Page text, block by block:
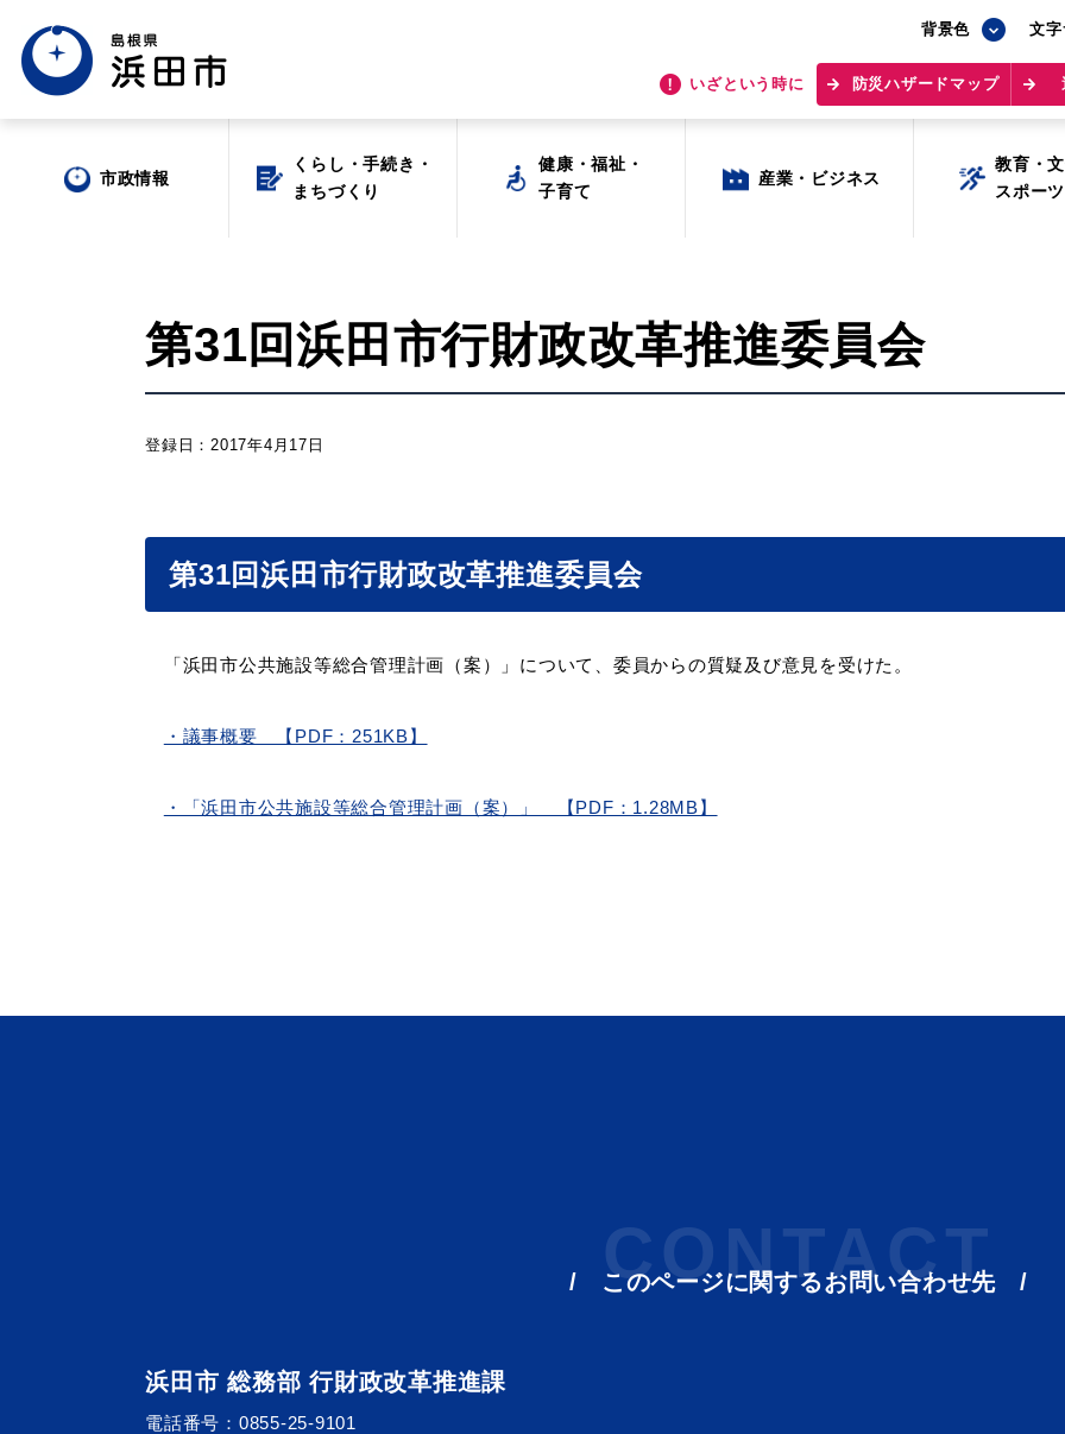
背景色 文
いざという時に 防災ハザードマップ
背景色 文
いざという時に 防災ハザードマップ
市政情報
くらし・手続き・
まちづくり
健康・福祉・
子育て
産業・ビジネス
教育・文
スポーツ
場面から探す
出会い・結婚 引っ越し・住まい
イベント情報
防災・防犯メール
気象情報リンク集
ごみ分別早見表
市政情報
くらし・手続き・
まちづくり
健康・福祉・
子育て
産業・ビジネス
教育・文
スポーツ
第31回浜田市行財政改革推進委員会
登録日：2017年4月17日
第31回浜田市行財政改革推進委員会
「浜田市公共施設等総合管理計画（案）」について、委員からの質疑及び意見を受けた。
・議事概要 【PDF：251KB】
・「浜田市公共施設等総合管理計画（案）」 【PDF：1.28MB】
CONTACT
このページに関するお問い合わせ先
浜田市 総務部 行財政改革推進課
電話番号： 0855-25-9101